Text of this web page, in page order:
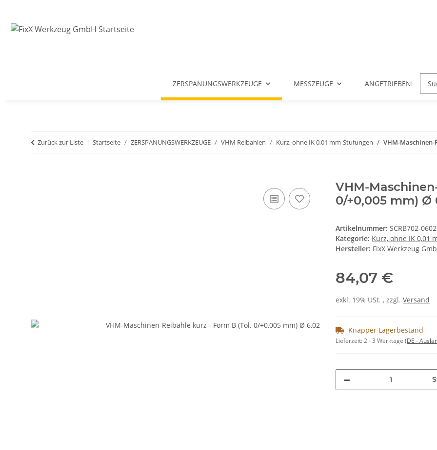
ZERSPANUNGSWERKZEUGE MESSZEUGE ANGETRIEBENE
Zurück zur Liste Startseite ZERSPANUNGSWERKZEUGE VHM Reibahlen Kurz, ohne IK 0,01 mm-Stufungen VHM-Maschinen-
VHM-
0/+0,005 mm) Ø
Artikelnummer: SCRB702-0602
Kategorie: Kurz, ohne IK 0,01
Hersteller: FixX Werkzeug
84,07 €
exkl. 19% USt. , zzgl. Versand
Knapper Lagerbestand
Lieferzeit:2 - 3 Werktage (DE -